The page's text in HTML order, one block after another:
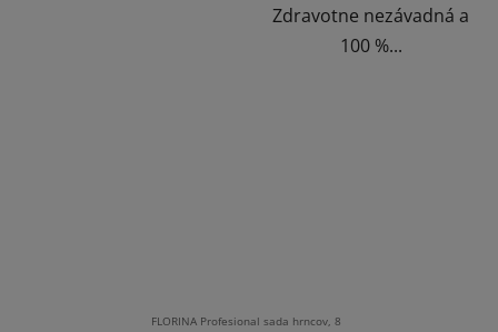
Zdravotne nezávadná a
100 %...
FLORINA Profesional sada hrncov, 8